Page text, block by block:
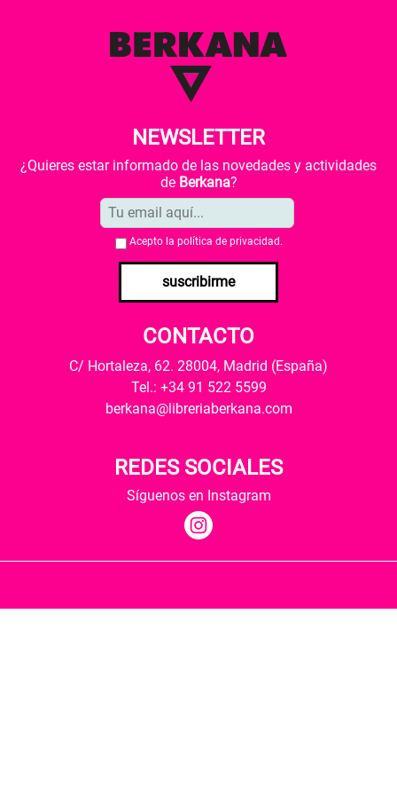
NEWSLETTER
¿Quieres estar informado de las novedades y actividades
de Berkana?
Acepto la política de privacidad .
suscribirme
CONTACTO
C/ Hortaleza, 62. 28004, Madrid (España)
Tel.: +34 91 522 5599
berkana@libreriaberkana.com
REDES SOCIALES
Síguenos en Instagram